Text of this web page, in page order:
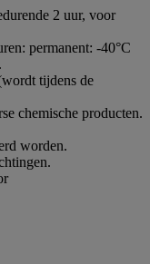
2 uur, voor
permanent: -40°C
tijdens de
chemische producten.
worden.